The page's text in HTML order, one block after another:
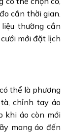
cần thời gian.
thường cần
mới đặt lịch
có thể là phương
chỉnh tay áo
khi áo còn mới
mang áo đến